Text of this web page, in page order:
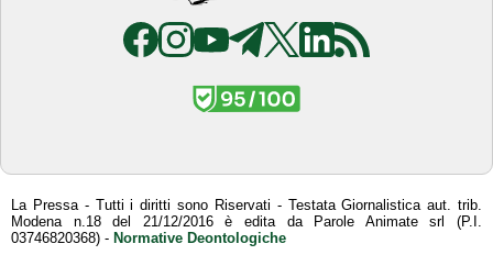
La Pressa - Tutti i diritti sono Riservati - Testata Giornalistica aut. trib.
Modena n.18 del 21/12/2016 è edita da Parole Animate srl (P.I.
03746820368) - Normative Deontologiche